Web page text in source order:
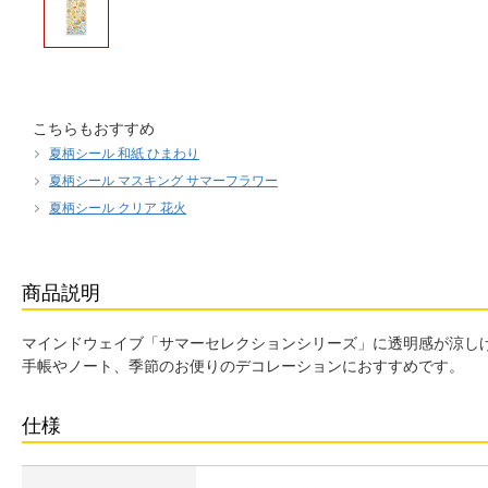
こちらもおすすめ
夏柄シール 和紙 ひまわり
夏柄シール マスキング サマーフラワー
夏柄シール クリア 花火
商品説明
マインドウェイブ「サマーセレクションシリーズ」に透明感が涼し
手帳やノート、季節のお便りのデコレーションにおすすめです。
仕様